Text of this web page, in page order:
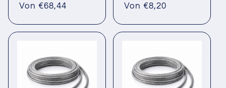
Normaler
Von €68,44
Normaler
Von €8,20